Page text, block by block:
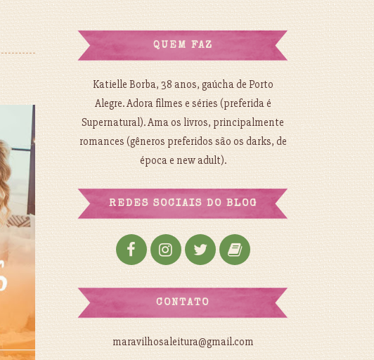
QUEM FAZ
Katielle Borba, 38 anos, gaúcha de Porto
Alegre. Adora filmes e séries (preferida é
Supernatural). Ama os livros, principalmente
romances (gêneros preferidos são os darks, de
época e new adult).
REDES SOCIAIS DO BLOG
CONTATO
maravilhosaleitura@gmail.com